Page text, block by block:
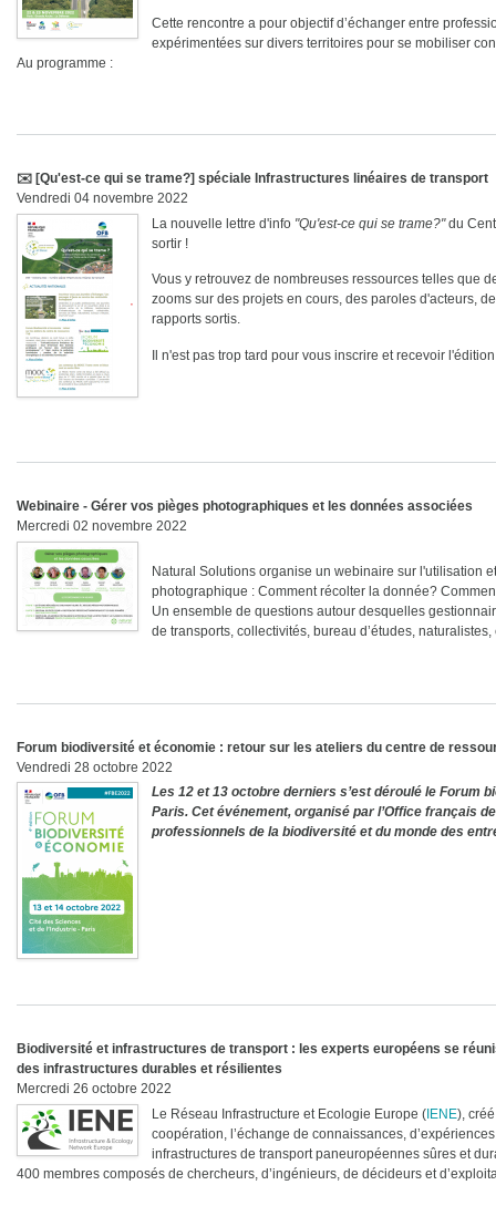
Cette rencontre a pour objectif d’échanger entre
expérimentées sur divers territoires pour se mobiliser
Au programme :
✉️ [Qu'est-ce qui se trame?] spéciale Infrastructures linéaires de transport
Vendredi 04 novembre 2022
La nouvelle lettre d'info "Qu'est-ce qui se trame?"du
sortir !
Vous y retrouvez de nombreuses ressources telles que
zooms sur des projets en cours, des paroles d'acteurs,
rapports sortis.
Il n'est pas trop tard pour vous inscrire et recevoir
Webinaire - Gérer vos pièges photographiques et les données associées
Mercredi 02 novembre 2022
Natural Solutions organise un webinaire sur l'utilisation
photographique : Comment récolter la donnée?
Un ensemble de questions autour desquelles
de transports, collectivités, bureau d’études,
Forum biodiversité et économie : retour sur les ateliers du centre de
Vendredi 28 octobre 2022
Les 12 et 13 octobre derniers s’est déroulé le Forum
Paris. Cet événement, organisé par l’Office français
professionnels de la biodiversité et du monde des
Biodiversité et infrastructures de transport : les experts européens se
des infrastructures durables et résilientes
Mercredi 26 octobre 2022
Le Réseau Infrastructure et Ecologie Europe ( IENE),
coopération, l’échange de connaissances,
infrastructures de transport paneuropéennes sûres et
400 membres composés de chercheurs, d’ingénieurs, de décideurs et